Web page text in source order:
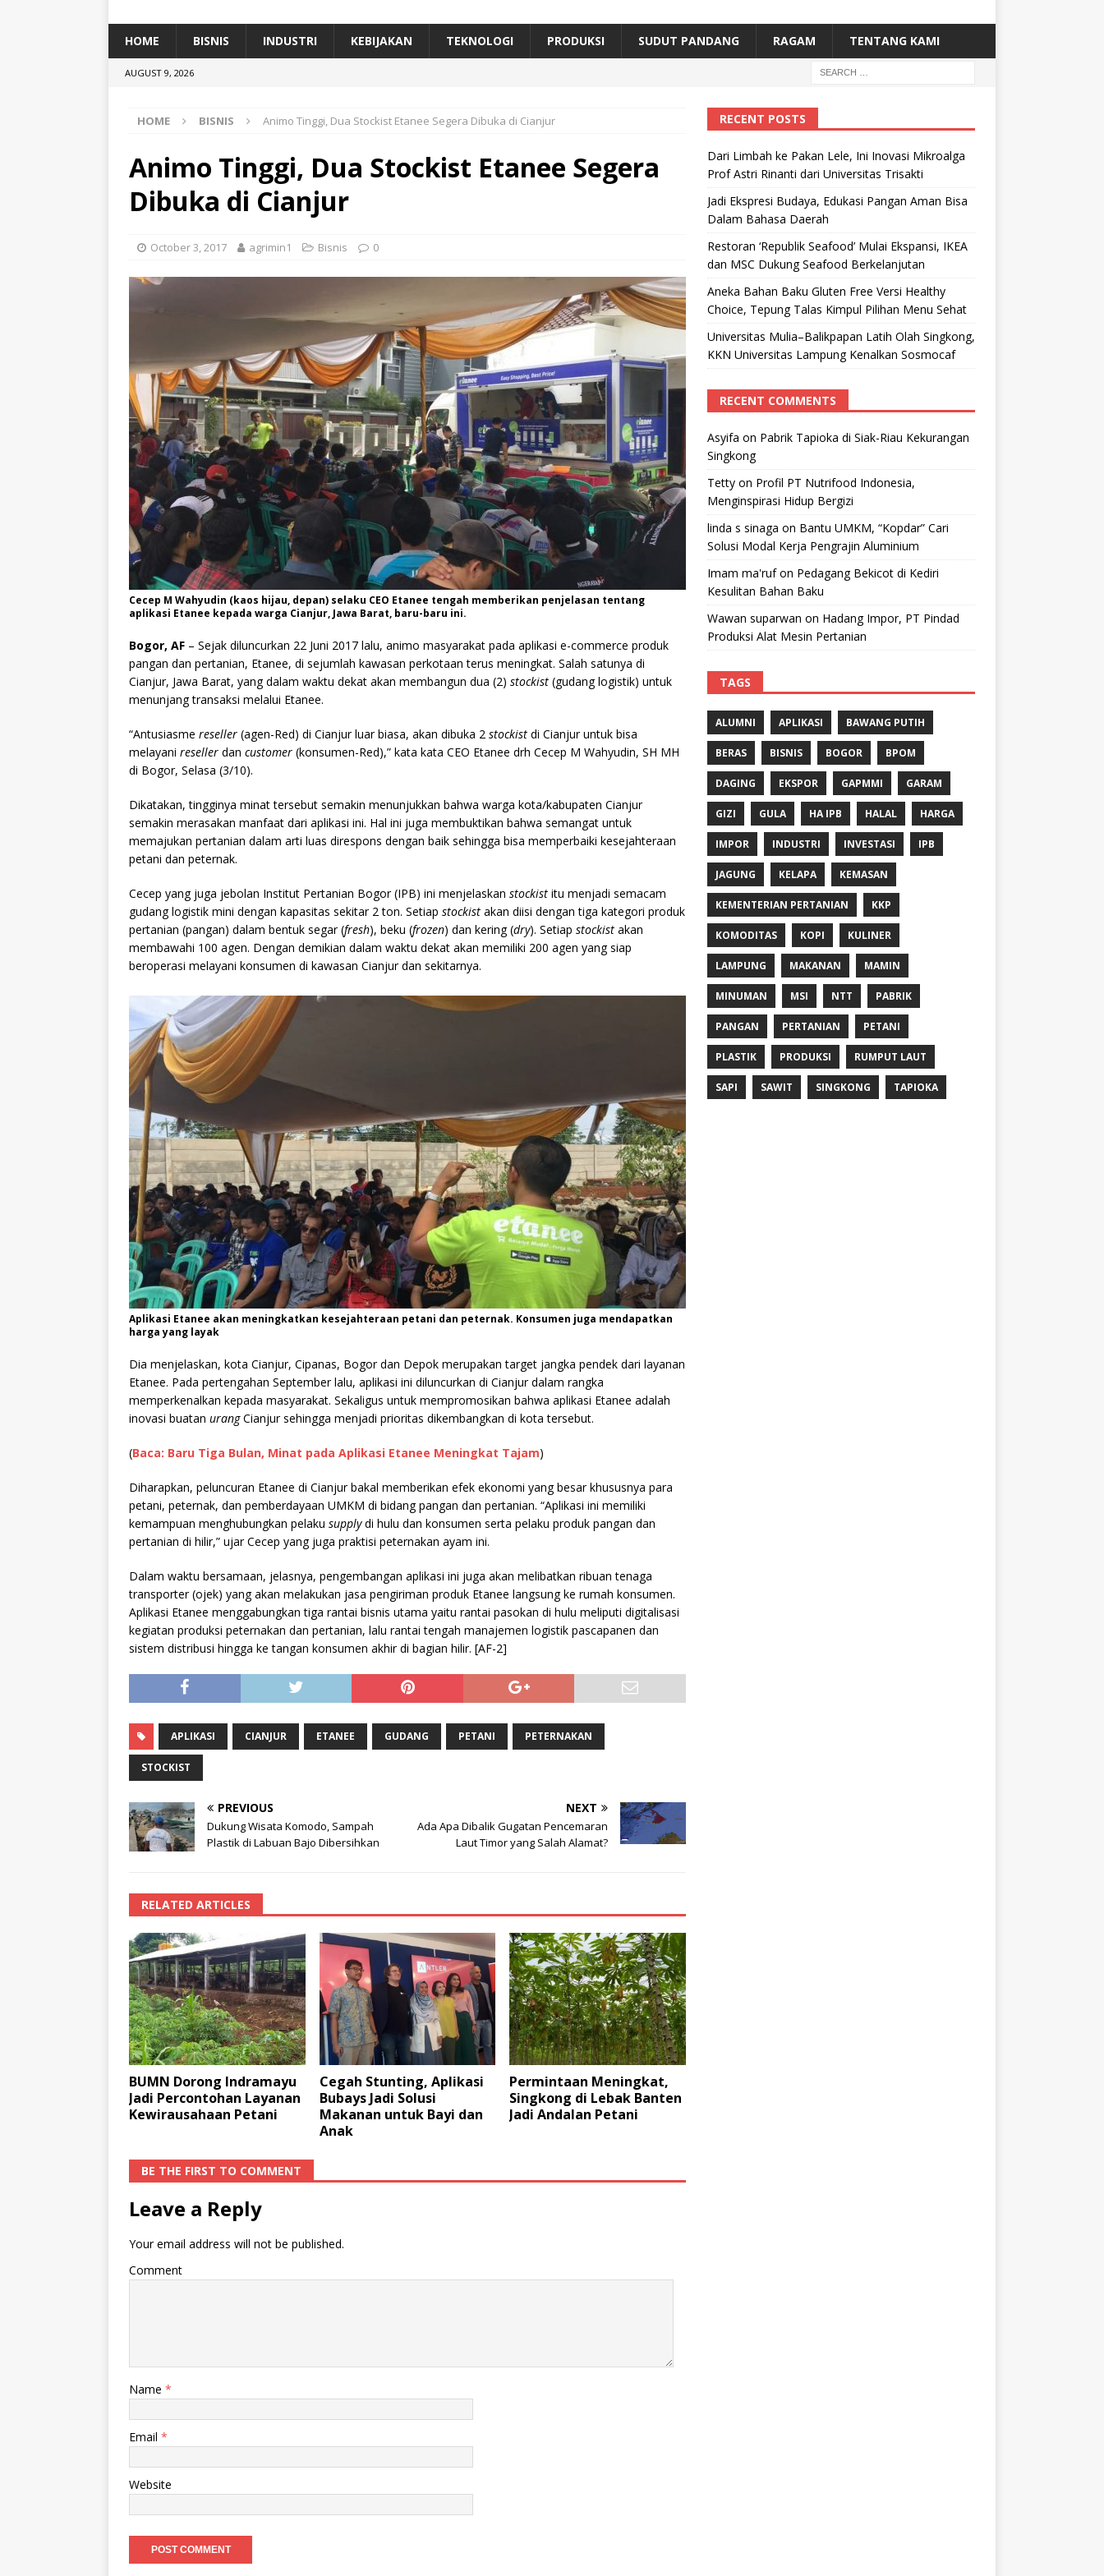
[ July 11, 2026 ] Dari Limbah ke Pakan Lele, Ini Inovasi Mikroalga Prof Astri Rinanti dari Universitas Trisakti
HOME BISNIS INDUSTRI KEBIJAKAN TEKNOLOGI PRODUKSI SUDUT PANDANG RAGAM TENTANG KAMI
AUGUST 9, 2026
HOME BISNIS Animo Tinggi, Dua Stockist Etanee Segera Dibuka di Cianjur
Animo Tinggi, Dua Stockist Etanee Segera
Dibuka di Cianjur
October 3, 2017 agrimin1 Bisnis 0
Cecep M Wahyudin (kaos hijau, depan) selaku CEO Etanee tengah memberikan penjelasan tentang
aplikasi Etanee kepada warga Cianjur, Jawa Barat, baru-baru ini.
Bogor, AF – Sejak diluncurkan 22 Juni 2017 lalu, animo masyarakat pada aplikasi e-commerce produk
pangan dan pertanian, Etanee, di sejumlah kawasan perkotaan terus meningkat. Salah satunya di
Cianjur, Jawa Barat, yang dalam waktu dekat akan membangun dua (2) stockist (gudang logistik) untuk
menunjang transaksi melalui Etanee.
“Antusiasme reseller (agen-Red) di Cianjur luar biasa, akan dibuka 2 stockist di Cianjur untuk bisa
melayani reseller dan customer (konsumen-Red),” kata kata CEO Etanee drh Cecep M Wahyudin, SH MH
di Bogor, Selasa (3/10).
Dikatakan, tingginya minat tersebut semakin menunjukkan bahwa warga kota/kabupaten Cianjur
semakin merasakan manfaat dari aplikasi ini. Hal ini juga membuktikan bahwa semangat untuk
memajukan pertanian dalam arti luas direspons dengan baik sehingga bisa memperbaiki kesejahteraan
petani dan peternak.
Cecep yang juga jebolan Institut Pertanian Bogor (IPB) ini menjelaskan stockist itu menjadi semacam
gudang logistik mini dengan kapasitas sekitar 2 ton. Setiap stockist akan diisi dengan tiga kategori produk
pertanian (pangan) dalam bentuk segar (fresh), beku (frozen) dan kering (dry). Setiap stockist akan
membawahi 100 agen. Dengan demikian dalam waktu dekat akan memiliki 200 agen yang siap
beroperasi melayani konsumen di kawasan Cianjur dan sekitarnya.
Aplikasi Etanee akan meningkatkan kesejahteraan petani dan peternak. Konsumen juga mendapatkan
harga yang layak
Dia menjelaskan, kota Cianjur, Cipanas, Bogor dan Depok merupakan target jangka pendek dari layanan
Etanee. Pada pertengahan September lalu, aplikasi ini diluncurkan di Cianjur dalam rangka
memperkenalkan kepada masyarakat. Sekaligus untuk mempromosikan bahwa aplikasi Etanee adalah
inovasi buatan urangCianjur sehingga menjadi prioritas dikembangkan di kota tersebut.
(Baca: Baru Tiga Bulan, Minat pada Aplikasi Etanee Meningkat Tajam)
Diharapkan, peluncuran Etanee di Cianjur bakal memberikan efek ekonomi yang besar khususnya para
petani, peternak, dan pemberdayaan UMKM di bidang pangan dan pertanian. “Aplikasi ini memiliki
kemampuan menghubungkan pelaku supplydi hulu dan konsumen serta pelaku produk pangan dan
pertanian di hilir,” ujar Cecep yang juga praktisi peternakan ayam ini.
Dalam waktu bersamaan, jelasnya, pengembangan aplikasi ini juga akan melibatkan ribuan tenaga
transporter (ojek) yang akan melakukan jasa pengiriman produk Etanee langsung ke rumah konsumen.
Aplikasi Etanee menggabungkan tiga rantai bisnis utama yaitu rantai pasokan di hulu meliputi digitalisasi
kegiatan produksi peternakan dan pertanian, lalu rantai tengah manajemen logistik pascapanen dan
sistem distribusi hingga ke tangan konsumen akhir di bagian hilir. [AF-2]
APLIKASI CIANJUR ETANEE GUDANG PETANI PETERNAKAN
STOCKIST
PREVIOUS
Dukung Wisata Komodo, Sampah
Plastik di Labuan Bajo Dibersihkan
NEXT
Ada Apa Dibalik Gugatan Pencemaran
Laut Timor yang Salah Alamat?
RELATED ARTICLES
BUMN Dorong Indramayu
Jadi Percontohan Layanan
Kewirausahaan Petani
Cegah Stunting, Aplikasi
Bubays Jadi Solusi
Makanan untuk Bayi dan
Anak
Permintaan Meningkat,
Singkong di Lebak Banten
Jadi Andalan Petani
BE THE FIRST TO COMMENT
Leave a Reply
Your email address will not be published.
Comment
Name *
Email *
Website
RECENT POSTS
Dari Limbah ke Pakan Lele, Ini Inovasi Mikroalga
Prof Astri Rinanti dari Universitas Trisakti
Jadi Ekspresi Budaya, Edukasi Pangan Aman Bisa
Dalam Bahasa Daerah
Restoran ‘Republik Seafood’ Mulai Ekspansi, IKEA
dan MSC Dukung Seafood Berkelanjutan
Aneka Bahan Baku Gluten Free Versi Healthy
Choice, Tepung Talas Kimpul Pilihan Menu Sehat
Universitas Mulia–Balikpapan Latih Olah Singkong,
KKN Universitas Lampung Kenalkan Sosmocaf
RECENT COMMENTS
Asyifa on Pabrik Tapioka di Siak-Riau Kekurangan
Singkong
Tettyon Profil PT Nutrifood Indonesia,
Menginspirasi Hidup Bergizi
linda s sinaga on Bantu UMKM, “Kopdar” Cari
Solusi Modal Kerja Pengrajin Aluminium
Imam ma'rufon Pedagang Bekicot di Kediri
Kesulitan Bahan Baku
Wawan suparwan on Hadang Impor, PT Pindad
Produksi Alat Mesin Pertanian
TAGS
ALUMNI APLIKASI BAWANG PUTIH
BERAS BISNIS BOGOR BPOM
DAGING EKSPOR GAPMMI GARAM
GIZI GULA HA IPB HALAL HARGA
IMPOR INDUSTRI INVESTASI IPB
JAGUNG KELAPA KEMASAN
KEMENTERIAN PERTANIAN KKP
KOMODITAS KOPI KULINER
LAMPUNG MAKANAN MAMIN
MINUMAN MSI NTT PABRIK
PANGAN PERTANIAN PETANI
PLASTIK PRODUKSI RUMPUT LAUT
SAPI SAWIT SINGKONG TAPIOKA